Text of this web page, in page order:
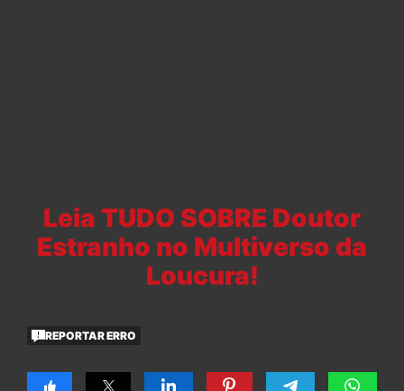
Leia TUDO SOBRE Doutor
Estranho no Multiverso da
Loucura!
REPORTAR ERRO